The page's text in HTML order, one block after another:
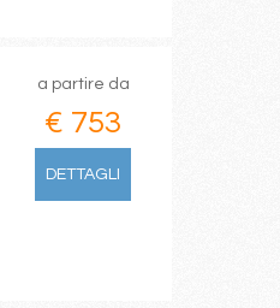
a partire da
€ 753
DETTAGLI